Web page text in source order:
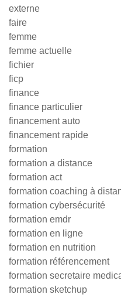
externe
faire
femme
femme actuelle
fichier
ficp
finance
finance particulier
financement auto
financement rapide
formation
formation a distance
formation act
formation coaching à
formation cybersécurité
formation emdr
formation en ligne
formation en nutrition
formation référencement
formation secretaire
formation sketchup